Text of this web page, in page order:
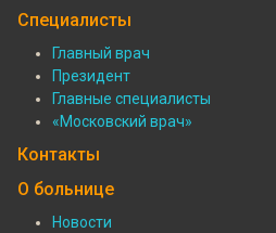
Подвал:
Филиалы
Специалисты
Подвал:
Специалисты
Главный врач
Президент
Главные специалисты
«Московский врач»
Контакты
О больнице
Новости